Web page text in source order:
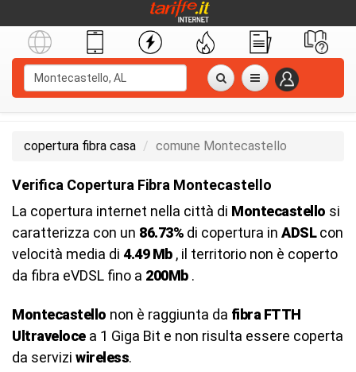
copertura fibra casa comune Montecastello
Verifica Copertura Fibra Montecastello
La copertura internet nella città di Montecastello si
caratterizza con un 86.73% di copertura in ADSLcon
velocità media di 4.49 Mb, il territorio non è coperto
da fibra eVDSL fino a 200Mb.
Montecastello non è raggiunta da fibra FTTH
Ultravelocea 1 Giga Bit e non risulta essere coperta
da servizi wireless.